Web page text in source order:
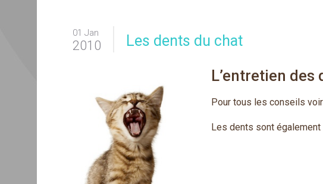
01 Jan
2010 Les dents du chat
L’entretien
Pour tous les conseils
Les dents sont également